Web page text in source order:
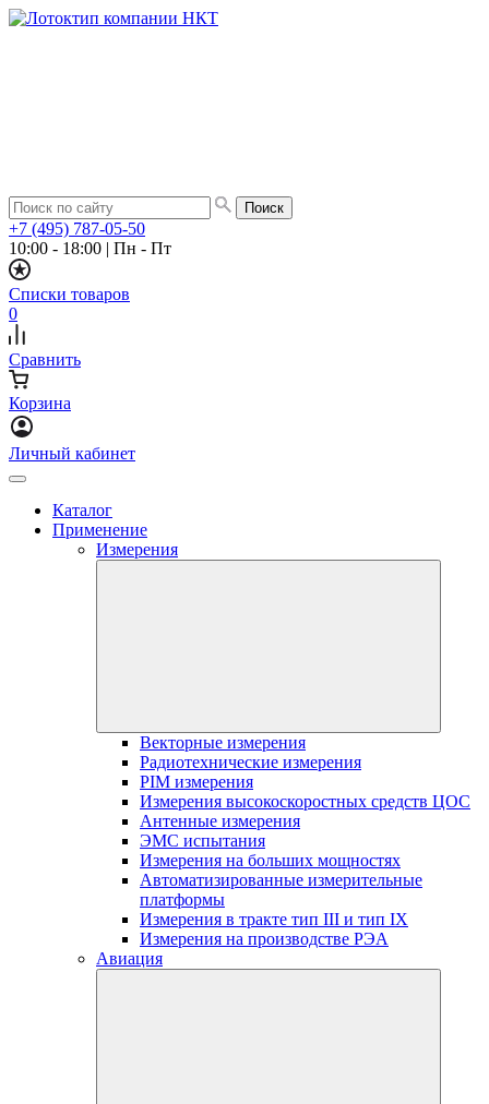
+7 (495) 787-05-50
10:00 - 18:00 | Пн - Пт
Списки товаров
0
Сравнить
Корзина
Личный кабинет
Каталог
Применение
Измерения
Векторные измерения
Радиотехнические измерения
PIM измерения
Измерения высокоскоростных средств ЦОС
Антенные измерения
ЭМС испытания
Измерения на больших мощностях
Автоматизированные измерительные
платформы
Измерения в тракте тип III и тип IX
Измерения на производстве РЭА
Авиация